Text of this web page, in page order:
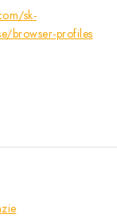
sk-
browser-profiles